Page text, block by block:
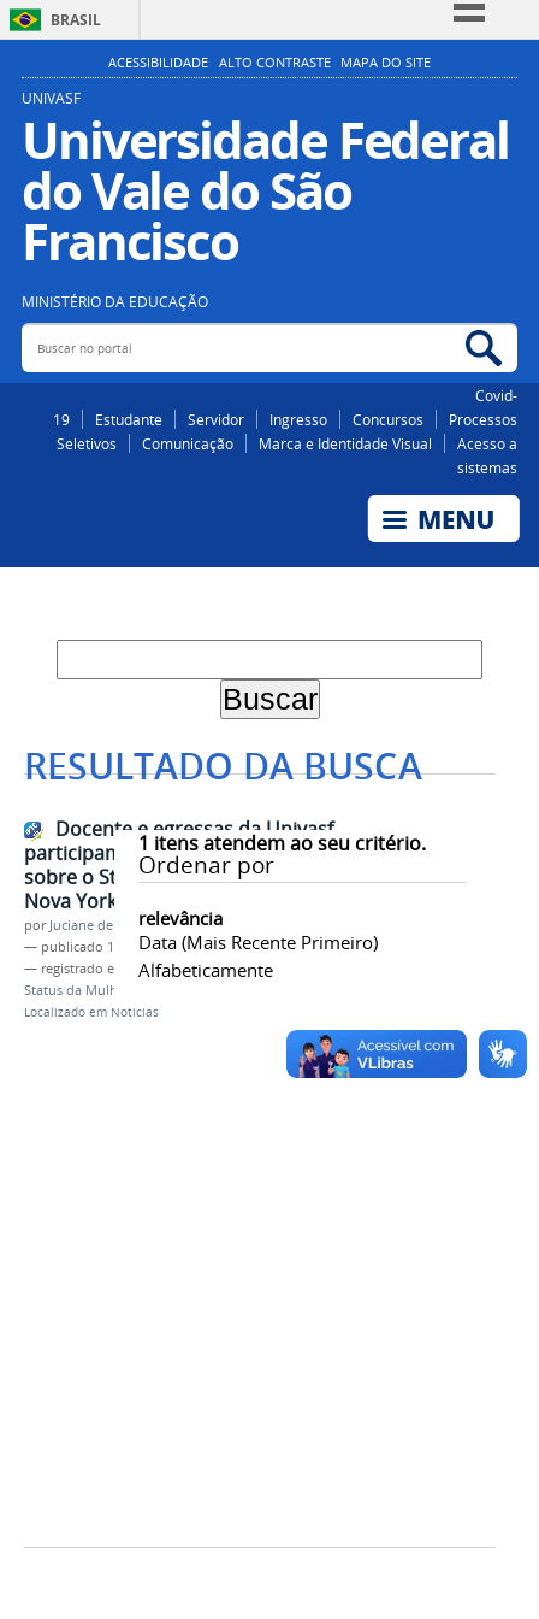
BRASIL
Simplifique!
Participe
Acesso à informação
Legislação
ACESSIBILIDADE ALTO CONTRASTE MAPA DO SITE
UNIVASF
Universidade Federal
do Vale do São
Francisco
MINISTÉRIO DA EDUCAÇÃO
Buscar no portal
Covid-
19
Estudante Servidor Ingresso Concursos
Processos
Seletivos
Comunicação Marca e Identidade Visual
Acesso a
sistemas
RESULTADO DA BUSCA
1 itens atendem ao seu critério.
Ordenar por
relevância
Data (mais Recente Primeiro)
Alfabeticamente
Docente e egressas da Univasf
participam da 69ª Conferência
sobre o Status da Mulher em
Nova York
por Juciane de Jesus Aleixo
— publicado 12/02/2025
— registrado em:
PPGDiDes,ONU,Administração
Status da Mulher
Localizado em Notícias